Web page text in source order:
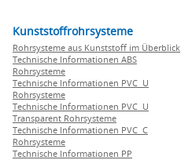
Kunststoffrohrsysteme
Rohrsysteme aus Kunststoff im Überblick
Technische Informationen ABS
Rohrsysteme
Technische Informationen PVC U
Rohrsysteme
Technische Informationen PVC U
Transparent Rohrsysteme
Technische Informationen PVC C
Rohrsysteme
Technische Informationen PP